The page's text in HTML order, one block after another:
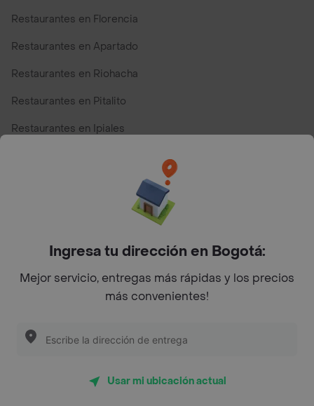
Restaurantes en Florencia
Restaurantes en Apartado
Restaurantes en Riohacha
Restaurantes en Pitalito
Restaurantes en Ipiales
Top Marcas y Cadenas de Restaurantes
Encuéntranos en estos países
App Store Google play
Restaurantes cerca de mi para pedir Comida a Domicilio -
Ingresa tu dirección en Bogotá:
Mejor servicio, entregas más rápidas y los precios
más convenientes!
Usar mi ubicación actual